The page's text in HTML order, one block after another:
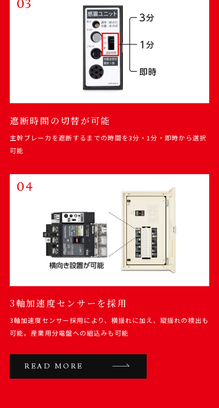
遮断時間の切替が可能
主幹ブレーカを遮断するまでの時間を3分・1分・即時から選択
可能
3軸加速度センサーを採用
3軸加速度センサー採用により、横揺れに加え、縦揺れの検出も
可能。産業用分電盤への組込みも可能
READ MORE